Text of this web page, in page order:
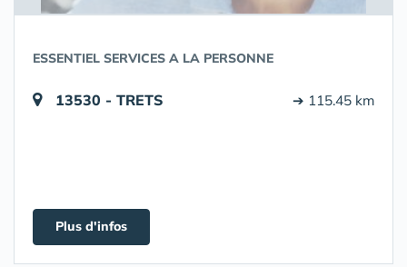
ESSENTIEL SERVICES A LA PERSONNE
13530 - TRETS ➔ 115.45 km
Plus d'infos